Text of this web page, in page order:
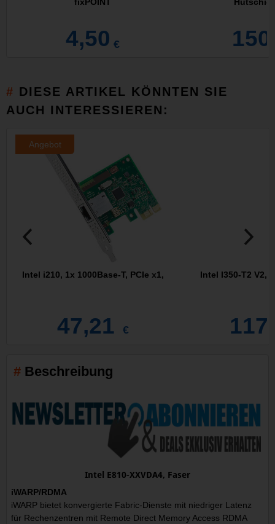
4,50 €
DIESE ARTIKEL KÖNNTEN SIE
AUCH INTERESSIEREN:
Angebot
Intel i210, 1x 1000Base-T, PCIe x1,
47,21 €
Intel I350-T2 V2,
Beschreibung
Intel E810-XXVDA4, Faser
iWARP/RDMA
iWARP bietet konvergierte Fabric-Dienste mit niedriger Latenz
für Rechenzentren mit Remote Direct Memory Access RDMA